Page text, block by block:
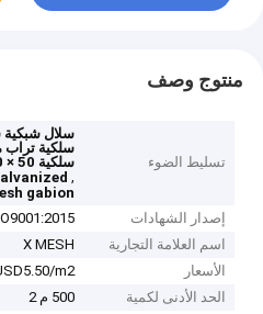
منتوج وصف
تسليط الضوء
سلال شبكية
سلكية
سلكية 50 × 50 مم
,
gabion
إصدار الشهادات
اسم العلامة التجارية
X MESH
الأسعار
m2
الحد الأدنى لكمية
500 م 2